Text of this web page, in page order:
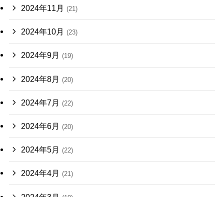
2024年11月 (21)
2024年10月 (23)
2024年9月 (19)
2024年8月 (20)
2024年7月 (22)
2024年6月 (20)
2024年5月 (22)
2024年4月 (21)